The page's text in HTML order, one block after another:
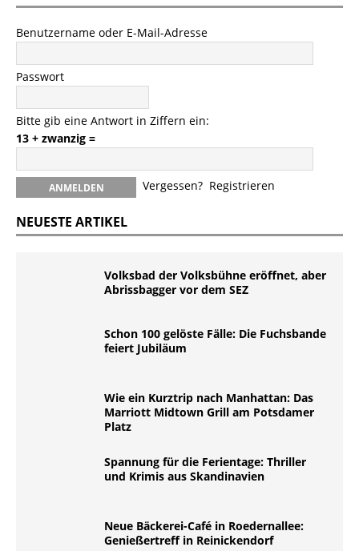
Benutzername oder E-Mail-Adresse
Passwort
Bitte gib eine Antwort in Ziffern ein:
13 + zwanzig =
Vergessen? Registrieren
NEUESTE ARTIKEL
Volksbad der Volksbühne eröffnet, aber
Abrissbagger vor dem SEZ
Schon 100 gelöste Fälle: Die Fuchsbande
feiert Jubiläum
Wie ein Kurztrip nach Manhattan: Das
Marriott Midtown Grill am Potsdamer
Platz
Spannung für die Ferientage: Thriller
und Krimis aus Skandinavien
Neue Bäckerei-Café in Roedernallee:
Genießertreff in Reinickendorf